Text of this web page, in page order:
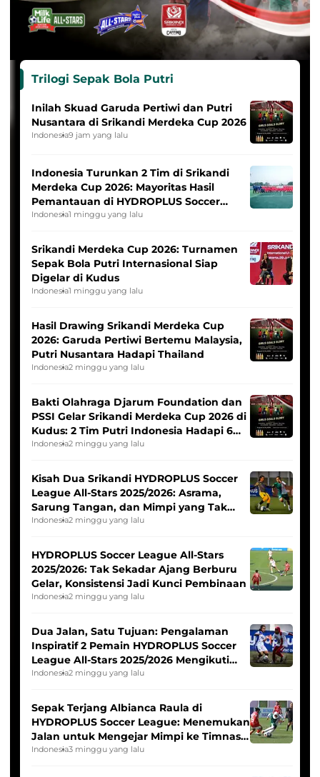
Trilogi Sepak Bola Putri
Inilah Skuad Garuda Pertiwi dan Putri
Nusantara di Srikandi Merdeka Cup 2026
Indonesia9 jam yang lalu
Indonesia Turunkan 2 Tim di Srikandi
Merdeka Cup 2026: Mayoritas Hasil
Pemantauan di HYDROPLUS Soccer
League
Indonesia1 minggu yang lalu
Srikandi Merdeka Cup 2026: Turnamen
Sepak Bola Putri Internasional Siap
Digelar di Kudus
Indonesia1 minggu yang lalu
Hasil Drawing Srikandi Merdeka Cup
2026: Garuda Pertiwi Bertemu Malaysia,
Putri Nusantara Hadapi Thailand
Indonesia2 minggu yang lalu
Bakti Olahraga Djarum Foundation dan
PSSI Gelar Srikandi Merdeka Cup 2026 di
Kudus: 2 Tim Putri Indonesia Hadapi 6
Tim Asia
Indonesia2 minggu yang lalu
Kisah Dua Srikandi HYDROPLUS Soccer
League All-Stars 2025/2026: Asrama,
Sarung Tangan, dan Mimpi yang Tak
Pernah Padam
Indonesia2 minggu yang lalu
HYDROPLUS Soccer League All-Stars
2025/2026: Tak Sekadar Ajang Berburu
Gelar, Konsistensi Jadi Kunci Pembinaan
Indonesia2 minggu yang lalu
Dua Jalan, Satu Tujuan: Pengalaman
Inspiratif 2 Pemain HYDROPLUS Soccer
League All-Stars 2025/2026 Mengikuti
Seleksi Timnas Indonesia Putri
Indonesia2 minggu yang lalu
Sepak Terjang Albianca Raula di
HYDROPLUS Soccer League: Menemukan
Jalan untuk Mengejar Mimpi ke Timnas
Indonesia Putri
Indonesia3 minggu yang lalu